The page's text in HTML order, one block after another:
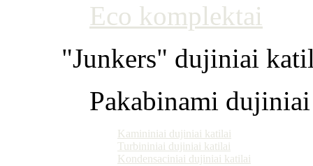
Eco komplektai
"Junkers" dujiniai
Pakabinami
Kamininiai dujiniai katilai
Turbininiai dujiniai katilai
Kondensaciniai dujiniai katilai